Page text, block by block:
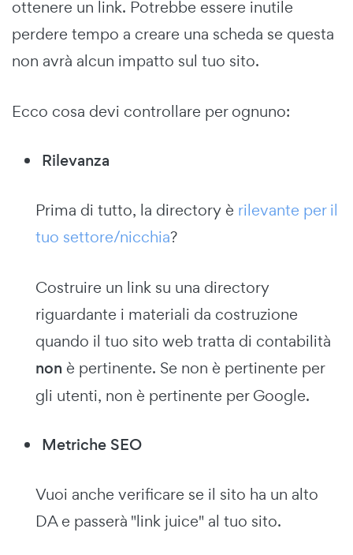
ottenere un link. Potrebbe essere inutile
perdere tempo a creare una scheda se questa
non avrà alcun impatto sul tuo sito.
Ecco cosa devi controllare per ognuno:
Rilevanza
Prima di tutto, la directory è rilevante per il
tuo settore/nicchia?
Costruire un link su una directory
riguardante i materiali da costruzione
quando il tuo sito web tratta di contabilità
non è pertinente. Se non è pertinente per
gli utenti, non è pertinente per Google.
Metriche SEO
Vuoi anche verificare se il sito ha un alto
DA e passerà "link juice" al tuo sito.